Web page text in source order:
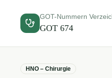
GOT-Nummern
GOT 674
HNO – Chirurgie